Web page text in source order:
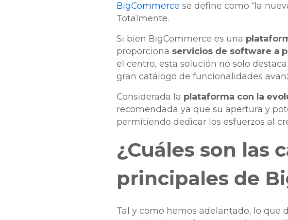
BigCommerce se define como “la
Totalmente.
Si bien BigCommerce es una
proporciona servicios de software a
el centro, esta solución no solo
gran catálogo de funcionalidades
Considerada la plataforma con la
recomendada ya que su apertura y
permitiendo dedicar los esfuerzos al
¿Cuáles son las
principales de
Tal y como hemos adelantado, lo que